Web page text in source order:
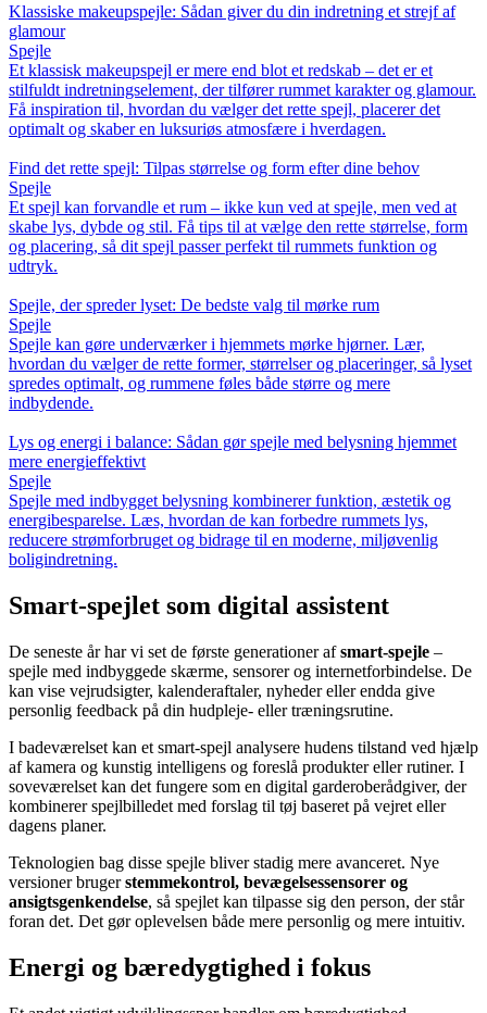
Klassiske makeupspejle: Sådan giver du din indretning et strejf af
glamour
Spejle
Et klassisk makeupspejl er mere end blot et redskab – det er et
stilfuldt indretningselement, der tilfører rummet karakter og glamour.
Få inspiration til, hvordan du vælger det rette spejl, placerer det
optimalt og skaber en luksuriøs atmosfære i hverdagen.
Find det rette spejl: Tilpas størrelse og form efter dine behov
Spejle
Et spejl kan forvandle et rum – ikke kun ved at spejle, men ved at
skabe lys, dybde og stil. Få tips til at vælge den rette størrelse, form
og placering, så dit spejl passer perfekt til rummets funktion og
udtryk.
Spejle, der spreder lyset: De bedste valg til mørke rum
Spejle
Spejle kan gøre underværker i hjemmets mørke hjørner. Lær,
hvordan du vælger de rette former, størrelser og placeringer, så lyset
spredes optimalt, og rummene føles både større og mere
indbydende.
Lys og energi i balance: Sådan gør spejle med belysning hjemmet
mere energieffektivt
Spejle
Spejle med indbygget belysning kombinerer funktion, æstetik og
energibesparelse. Læs, hvordan de kan forbedre rummets lys,
reducere strømforbruget og bidrage til en moderne, miljøvenlig
boligindretning.
Smart-spejlet som digital assistent
De seneste år har vi set de første generationer afsmart-spejle –
spejle med indbyggede skærme, sensorer og internetforbindelse. De
kan vise vejrudsigter, kalenderaftaler, nyheder eller endda give
personlig feedback på din hudpleje- eller træningsrutine.
I badeværelset kan et smart-spejl analysere hudens tilstand ved hjælp
af kamera og kunstig intelligens og foreslå produkter eller rutiner. I
soveværelset kan det fungere som en digital garderoberådgiver, der
kombinerer spejlbilledet med forslag til tøj baseret på vejret eller
dagens planer.
Teknologien bag disse spejle bliver stadig mere avanceret. Nye
versioner brugerstemmekontrol, bevægelsessensorer og
ansigtsgenkendelse, så spejlet kan tilpasse sig den person, der står
foran det. Det gør oplevelsen både mere personlig og mere intuitiv.
Energi og bæredygtighed i fokus